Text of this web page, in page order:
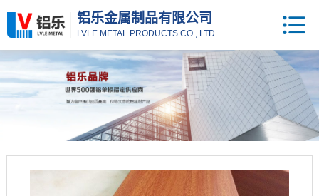
铝乐金属制品有限公司
LVLE METAL PRODUCTS CO., LTD